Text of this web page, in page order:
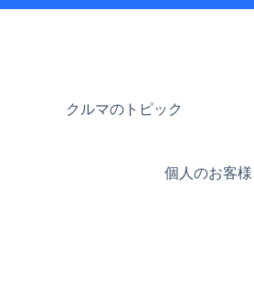
クルマのトピック
個人のお客様